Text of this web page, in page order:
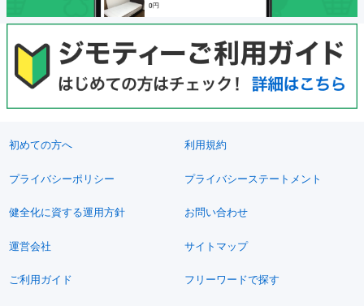
初めての方へ 利用規約
プライバシーポリシー プライバシーステートメント
健全化に資する運用方針 お問い合わせ
運営会社 サイトマップ
ご利用ガイド フリーワードで探す